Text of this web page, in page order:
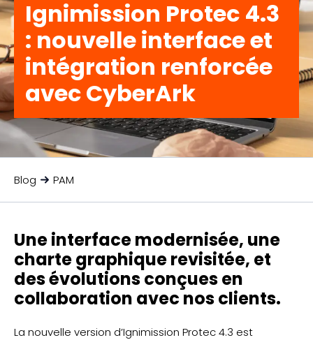
Ignimission Protec 4.3
: nouvelle interface et
intégration renforcée
avec CyberArk
Blog PAM
Une interface modernisée, une
charte graphique revisitée, et
des évolutions conçues en
collaboration avec nos clients.
La nouvelle version d’Ignimission Protec 4.3 est